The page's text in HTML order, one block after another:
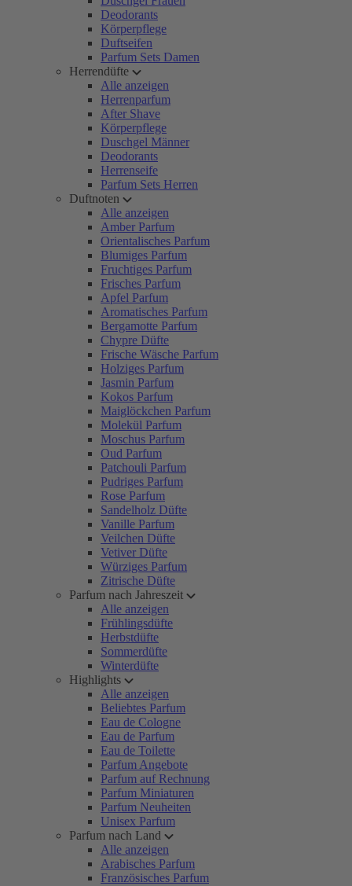
Deodorants
Körperpflege
Duftseifen
Parfum Sets Damen
Herrendüfte
Alle anzeigen
Herrenparfum
After Shave
Körperpflege
Duschgel Männer
Deodorants
Herrenseife
Parfum Sets Herren
Duftnoten
Alle anzeigen
Amber Parfum
Orientalisches Parfum
Blumiges Parfum
Fruchtiges Parfum
Frisches Parfum
Apfel Parfum
Aromatisches Parfum
Bergamotte Parfum
Chypre Düfte
Frische Wäsche Parfum
Holziges Parfum
Jasmin Parfum
Kokos Parfum
Maiglöckchen Parfum
Molekül Parfum
Moschus Parfum
Oud Parfum
Patchouli Parfum
Pudriges Parfum
Rose Parfum
Sandelholz Düfte
Vanille Parfum
Veilchen Düfte
Vetiver Düfte
Würziges Parfum
Zitrische Düfte
Parfum nach Jahreszeit
Alle anzeigen
Frühlingsdüfte
Herbstdüfte
Sommerdüfte
Winterdüfte
Highlights
Alle anzeigen
Beliebtes Parfum
Eau de Cologne
Eau de Parfum
Eau de Toilette
Parfum Angebote
Parfum auf Rechnung
Parfum Miniaturen
Parfum Neuheiten
Unisex Parfum
Parfum nach Land
Alle anzeigen
Arabisches Parfum
Französisches Parfum